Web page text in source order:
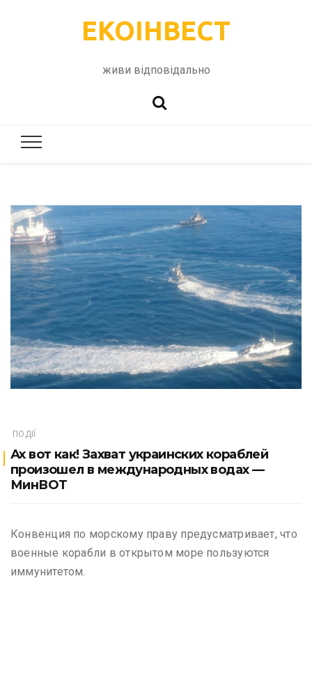
ЕКОІНВЕСТ
живи відповідально
ПОДІЇ
Ах вот как! Захват украинских кораблей
произошел в международных водах —
МинВОТ
Конвенция по морскому праву предусматривает, что
военные корабли в открытом море пользуются
иммунитетом.